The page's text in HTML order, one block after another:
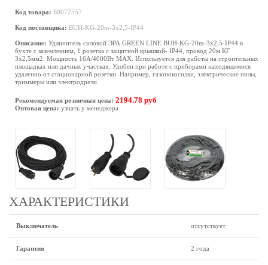
Код товара: Б0072557
Код поставщика: BUH-KG-20m-3x2,5-IP44
Описание: Удлинитель силовой ЭРА GREEN LINE BUH-KG-20m-3x2,5-IP44 в
бухте с заземлением, 1 розетка с защитной крышкой- IP44, провод 20м КГ
3х2,5мм2. Мощность 16А/4000Вт МАХ. Используется для работы на строительных
площадках или дачных участках. Удобен при работе с приборами находящимися
удаленно от стационарной розетки. Например, газонокосилки, электрические пилы,
триммеры или электродрели.
Рекомендуемая розничная цена: 2194.78 руб
Оптовая цена: узнать у менеджера
ХАРАКТЕРИСТИКИ
Выключатель отсутствует
Гарантия 2 года